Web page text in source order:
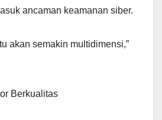
ancaman keamanan siber.
akan semakin multidimensi,”
Berkualitas